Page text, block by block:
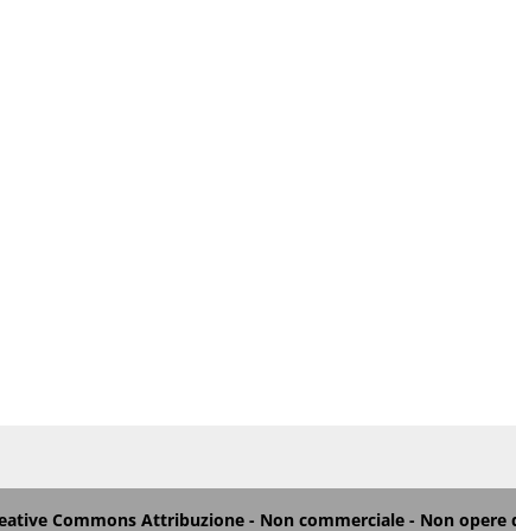
Commons Attribuzione - Non commerciale - Non opere